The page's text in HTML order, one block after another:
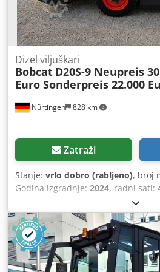
Nürtingen 828 km
Dizel viljuškari
Bobcat D20S-9 Neupreis
Euro Sonderpreis 22.000
Zatraži
Stanje: vrlo dobro (rabljeno), broj
Godina izgradnje: 2024, radni sati:
4.730 mm
mm, središte tereta:500 mm,
jarbola: triplex, građevinska visina:
vilica:1.050 mm, dimenzija
dimenzija stražnje gume:6.50-10,